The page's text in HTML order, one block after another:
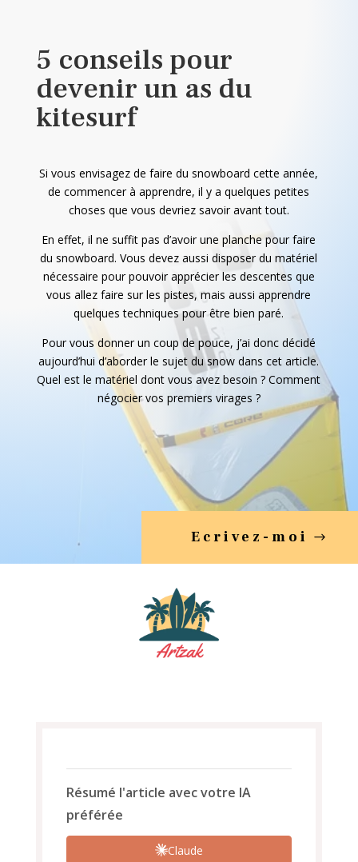
5 conseils pour
devenir un as du
kitesurf
Si vous envisagez de faire du snowboard cette année,
de commencer à apprendre, il y a quelques petites
choses que vous devriez savoir avant tout.
En effet, il ne suffit pas d’avoir une planche pour faire
du snowboard. Vous devez aussi disposer du matériel
nécessaire pour pouvoir apprécier les descentes que
vous allez faire sur les pistes, mais aussi apprendre
quelques techniques pour être bien paré.
Pour vous donner un coup de pouce, j’ai donc décidé
aujourd’hui d’aborder le sujet du snow dans cet article.
Quel est le matériel dont vous avez besoin ? Comment
négocier vos premiers virages ?
Ecrivez-moi
Résumé l'article avec votre IA
préférée
Claude